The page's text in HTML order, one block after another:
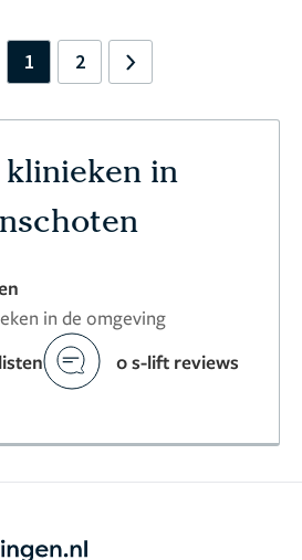
1 2 Next
klinieken in
in de omgeving
0 s-lift reviews